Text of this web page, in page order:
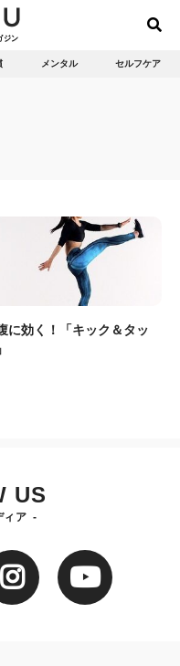
メンタル セルフケア
に効く！「キック＆タッ
US
ィア